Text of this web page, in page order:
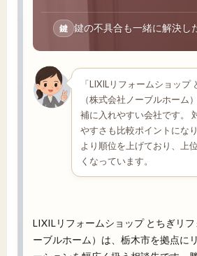
鍵 鍵の不具合も一緒に解決し
「LIXILリフォームショップ
（株式会社ノーブルホーム
補に入れやすい会社です。
やすさも比較ポイントにな
より順位を上げており、上
くなっています。
LIXILリフォームショップ とちぎリ
ーブルホーム）は、栃木市を拠点に